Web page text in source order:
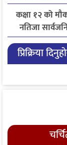
कक्षा १२ को
नतिजा
प्रतिशत
प्रिक्रिया